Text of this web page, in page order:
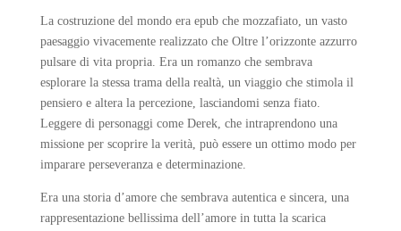
La costruzione del mondo era epub che mozzafiato, un vasto
paesaggio vivacemente realizzato che Oltre l’orizzonte azzurro
pulsare di vita propria. Era un romanzo che sembrava
esplorare la stessa trama della realtà, un viaggio che stimola il
pensiero e altera la percezione, lasciandomi senza fiato.
Leggere di personaggi come Derek, che intraprendono una
missione per scoprire la verità, può essere un ottimo modo per
imparare perseveranza e determinazione.
Era una storia d’amore che sembrava autentica e sincera, una
rappresentazione bellissima dell’amore in tutta la scarica